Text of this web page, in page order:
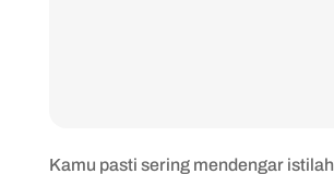
Kamu pasti sering mendengar